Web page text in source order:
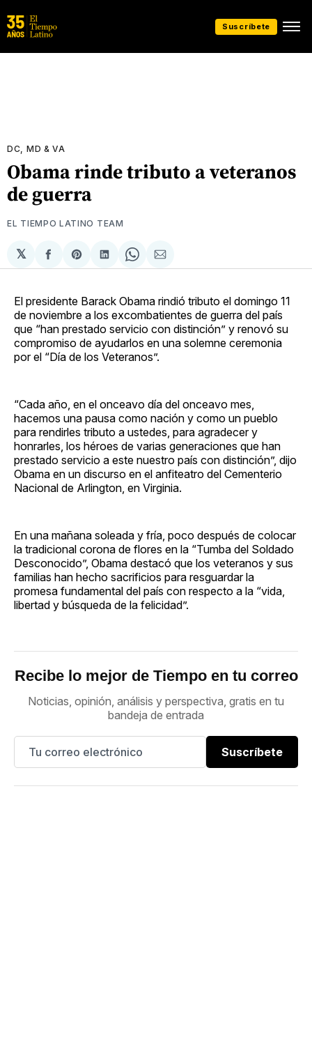
Suscríbete
DC, MD & VA
Obama rinde tributo a veteranos
de guerra
EL TIEMPO LATINO TEAM
𝕏
Compartir
en
Share
on
Compartir
en
Share
on
Compartir
via
El presidente Barack Obama rindió tributo el domingo 11
de noviembre a los excombatientes de guerra del país
que “han prestado servicio con distinción” y renovó su
compromiso de ayudarlos en una solemne ceremonia
por el “Día de los Veteranos”.
“Cada año, en el onceavo día del onceavo mes,
hacemos una pausa como nación y como un pueblo
para rendirles tributo a ustedes, para agradecer y
honrarles, los héroes de varias generaciones que han
prestado servicio a este nuestro país con distinción”, dijo
Obama en un discurso en el anfiteatro del Cementerio
Nacional de Arlington, en Virginia.
En una mañana soleada y fría, poco después de colocar
la tradicional corona de flores en la “Tumba del Soldado
Desconocido”, Obama destacó que los veteranos y sus
familias han hecho sacrificios para resguardar la
promesa fundamental del país con respecto a la “vida,
libertad y búsqueda de la felicidad”.
Recibe lo mejor de Tiempo en tu correo
Noticias, opinión, análisis y perspectiva, gratis en tu
bandeja de entrada
Suscríbete